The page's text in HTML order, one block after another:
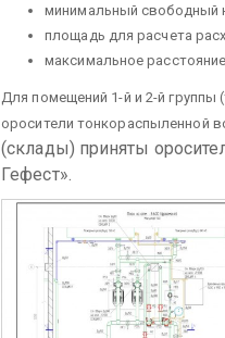
минимальный свободный
площадь для расчета
максимальное
Для помещений 1-й и 2-й
оросители тонкораспыленной
(склады) приняты
Гефест».